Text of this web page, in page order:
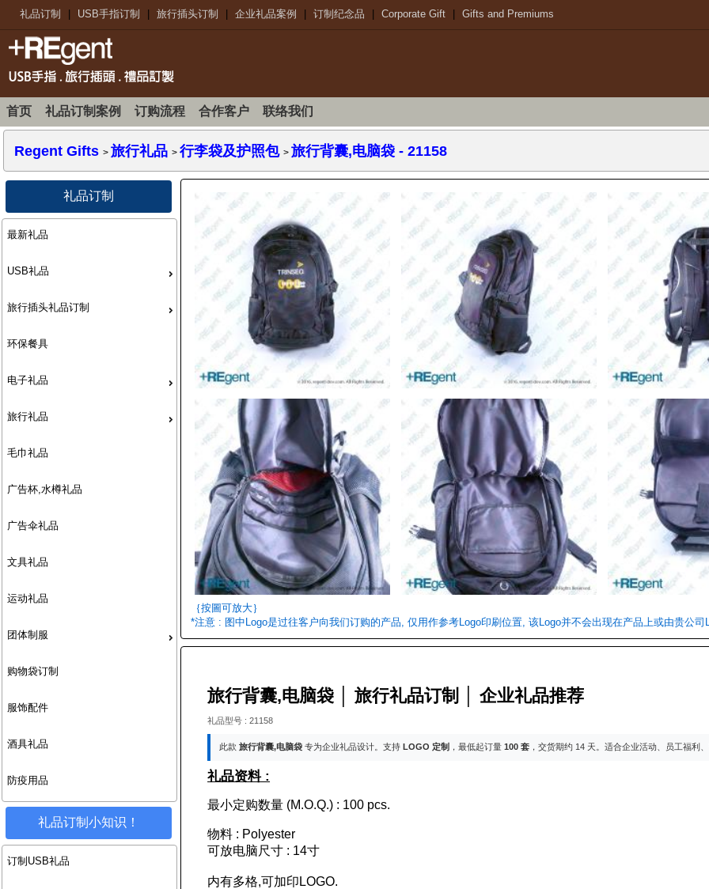
礼品订制 USB手指订制 旅行插头订制 企业礼品案例 订制纪念品 Corporate Gift Gifts and Premiums
首页 礼品订制案例 订购流程 合作客户 联络我们
Regent Gifts >旅行礼品 >行李袋及护照包 >旅行背囊,电脑袋 - 21158
礼品订制
最新礼品
USB礼品
旅行插头礼品订制
环保餐具
电子礼品
旅行礼品
毛巾礼品
广告杯,水樽礼品
广告伞礼品
文具礼品
运动礼品
团体制服
购物袋订制
服饰配件
酒具礼品
防疫用品
礼品订制小知识！
订制USB礼品
｛按圖可放大｝
*注意 : 图中Logo是过往客户向我们订购的产品, 仅用作参考Logo印刷位置, 该Logo并不会出现在产品上或由贵公司
旅行背囊,电脑袋 │ 旅行礼品订制 │ 企业礼品推荐
礼品型号 : 21158
此款旅行背囊,电脑袋 专为企业礼品设计。支持LOGO 定制 ，最低起订量100 套 ，交货期约 14 天。适合企业活动、员工福利
礼品资料 :
最小定购数量 (M.O.Q.) : 100 pcs.
物料 : Polyester
可放电脑尺寸 : 14寸
内有多格,可加印LOGO.